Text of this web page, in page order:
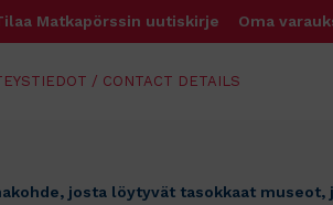
Matkapörssin uutiskirje Oma
/ CONTACT DETAILS
josta löytyvät tasokkaat museot,